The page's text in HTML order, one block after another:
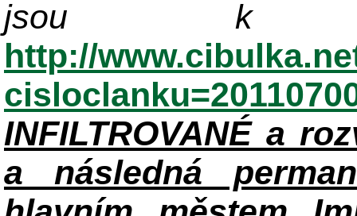
jsou k
http://
INFILTROVANÉ a
a následná